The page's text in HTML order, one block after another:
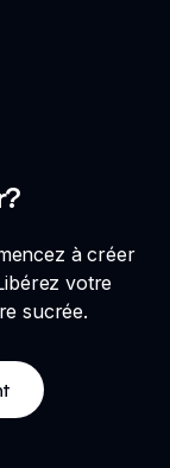
à créer
votre
sucrée.